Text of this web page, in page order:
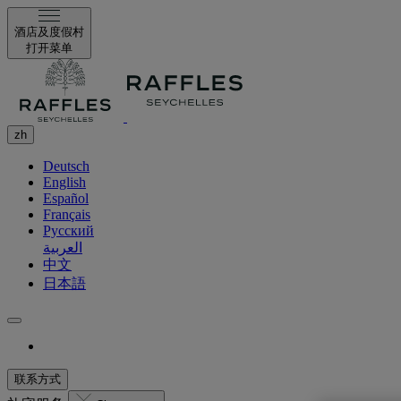
酒店及度假村
打开菜单
zh
Deutsch
English
Español
Français
Русский
العربية
中文
日本語
联系方式